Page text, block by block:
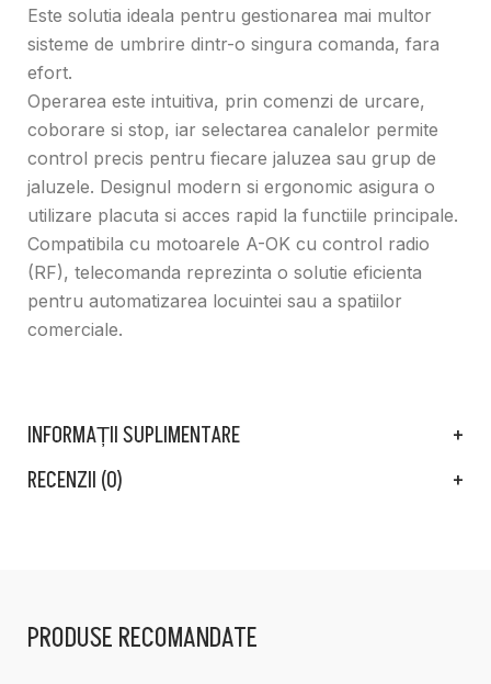
Este solutia ideala pentru gestionarea mai multor
sisteme de umbrire dintr-o singura comanda, fara
efort.
Operarea este intuitiva, prin comenzi de urcare,
coborare si stop, iar selectarea canalelor permite
control precis pentru fiecare jaluzea sau grup de
jaluzele. Designul modern si ergonomic asigura o
utilizare placuta si acces rapid la functiile principale.
Compatibila cu motoarele A-OK cu control radio
(RF), telecomanda reprezinta o solutie eficienta
pentru automatizarea locuintei sau a spatiilor
comerciale.
INFORMAȚII SUPLIMENTARE
RECENZII (0)
PRODUSE RECOMANDATE